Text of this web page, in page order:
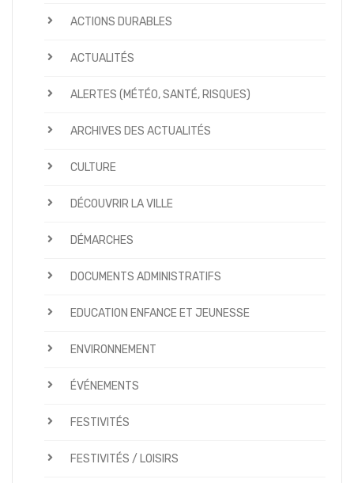
ACTIONS DURABLES
ACTUALITÉS
ALERTES (MÉTÉO, SANTÉ, RISQUES)
ARCHIVES DES ACTUALITÉS
CULTURE
DÉCOUVRIR LA VILLE
DÉMARCHES
DOCUMENTS ADMINISTRATIFS
EDUCATION ENFANCE ET JEUNESSE
ENVIRONNEMENT
ÉVÉNEMENTS
FESTIVITÉS
FESTIVITÉS / LOISIRS